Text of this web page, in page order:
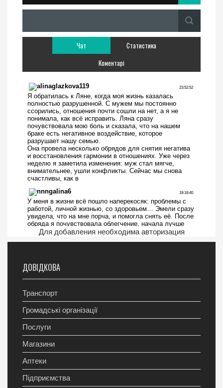
Чат
Статистика
Коментарі
Для добавления необходима авторизация
ДОВІДКОВА
Транспорт
Громадські організації
Послуги
Магазини
Аптеки
Підприємства